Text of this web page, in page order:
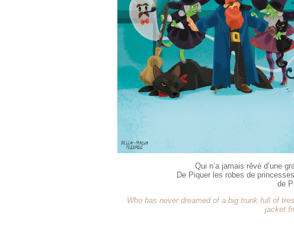
Qui n’a jamais rêvé d’une
De Piquer les robes de
de
Who has never dreamed of a big trunk full of
jacket